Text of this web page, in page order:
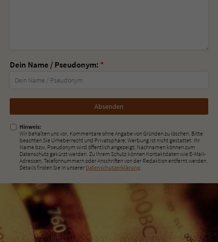
Dein Name / Pseudonym: *
Nicht
ausfüllen!
Hinweis:
Wir behalten uns vor, Kommentare ohne Angabe von Gründen zu löschen. Bitte
beachten Sie Urheberrecht und Privatsphäre; Werbung ist nicht gestattet. Ihr
Name bzw. Pseudonym wird öffentlich angezeigt; Nachnamen können zum
Datenschutz gekürzt werden. Zu Ihrem Schutz können Kontaktdaten wie E-Mail-
Adressen, Telefonnummern oder Anschriften von der Redaktion entfernt werden.
Details finden Sie in unserer Datenschutzerklärung